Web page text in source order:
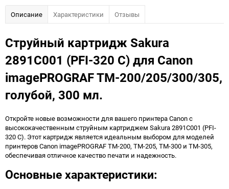
Описание Характеристики Отзывы
Струйный картридж Sakura
2891C001 (PFI-320 C) для Canon
imagePROGRAF TM-200/205/300/305,
голубой, 300 мл.
Откройте новые возможности для вашего принтера Canon с
высококачественным струйным картриджем Sakura 2891C001 (PFI-
320 C). Этот картридж является идеальным выбором для моделей
принтеров Canon imagePROGRAF TM-200, TM-205, TM-300 и TM-305,
обеспечивая отличное качество печати и надежность.
Основные характеристики: